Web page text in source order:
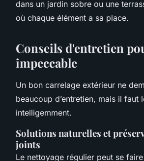
dans un jardin sobre ou une
où chaque élément a sa place.
Conseils d'entretien
impeccable
Un bon carrelage extérieur ne
beaucoup d’entretien, mais il faut
intelligemment.
Solutions naturelles et
joints
Le nettoyage régulier peut se faire